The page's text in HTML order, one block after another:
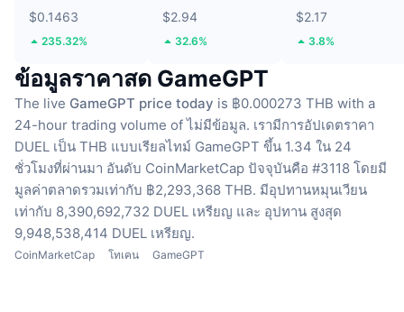
$0.1463
235.32%
$2.94
32.6%
$2.17
3.8%
ข้อมูลราคาสด GameGPT
The live GameGPT price today is ฿0.000273 THB with a
24-hour trading volume of ไม่มีข้อมูล. เรามีการอัปเดตราคา
DUEL เป็น THB แบบเรียลไทม์ GameGPT ขึ้น 1.34 ใน 24
ชั่วโมงที่ผ่านมา อันดับ CoinMarketCap ปัจจุบันคือ #3118 โดยมี
มูลค่าตลาดรวมเท่ากับ ฿2,293,368 THB. มีอุปทานหมุนเวียน
เท่ากับ 8,390,692,732 DUEL เหรียญ และ อุปทาน สูงสุด
9,948,538,414 DUEL เหรียญ.
CoinMarketCap โทเคน GameGPT